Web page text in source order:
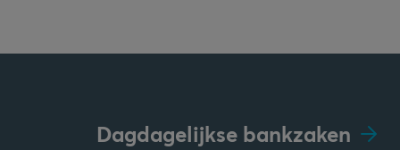
Dagdagelijkse bankzaken